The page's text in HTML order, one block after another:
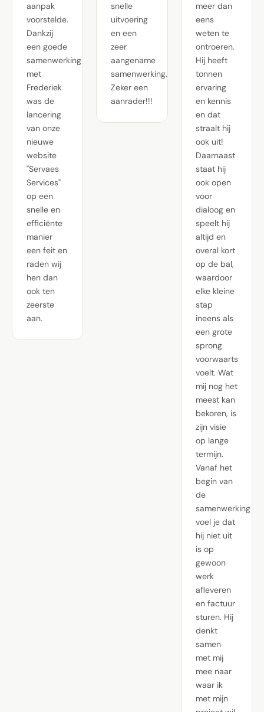
aanpak
voorstelde.
Dankzij
een goede
samenwerking
met
Frederiek
was de
lancering
van onze
nieuwe
website
"Servaes
Services"
op een
snelle en
efficiënte
manier
een feit en
raden wij
hen dan
ook ten
zeerste
aan.
snelle
uitvoering
en een
zeer
aangename
samenwerking.
Zeker een
aanrader!!!
meer dan
eens
weten te
ontroeren.
Hij heeft
tonnen
ervaring
en kennis
en dat
straalt hij
ook uit!
Daarnaast
staat hij
ook open
voor
dialoog en
speelt hij
altijd en
overal kort
op de bal,
waardoor
elke kleine
stap
ineens als
een grote
sprong
voorwaarts
voelt. Wat
mij nog het
meest kan
bekoren, is
zijn visie
op lange
termijn.
Vanaf het
begin van
de
samenwerking
voel je dat
hij niet uit
is op
gewoon
werk
afleveren
en factuur
sturen. Hij
denkt
samen
met mij
mee naar
waar ik
met mijn